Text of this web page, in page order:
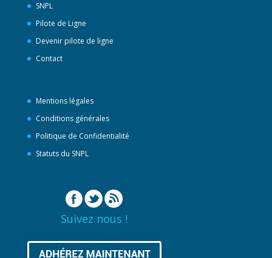
SNPL
Pilote de Ligne
Devenir pilote de ligne
Contact
Mentions légales
Conditions générales
Politique de Confidentialité
Statuts du SNPL
Suivez nous !